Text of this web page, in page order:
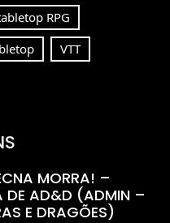
RPG
VTT
MORRA! –
DE AD&D (ADMIN –
E DRAGÕES)